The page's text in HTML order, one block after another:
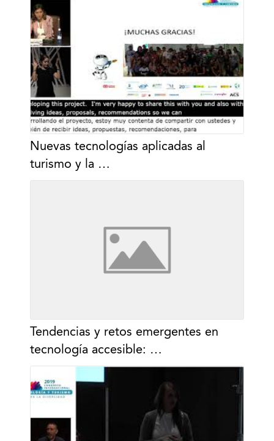
Nuevas tecnologías aplicadas al
turismo y la …
Tendencias y retos emergentes en
tecnología accesible: …